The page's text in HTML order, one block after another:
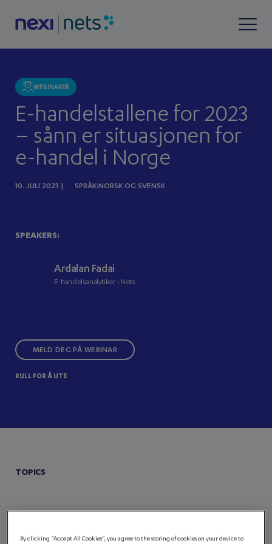
WEBINARER
E-handelstallene for 2023
– sånn er situasjonen for
e-handel i Norge
10. JULI 2023 | SPRÅK:NORSK OG SVENSK
SPEAKERS:
Ardalan Fadai
E-handelsanalytiker i Nets
MELD DEG PÅ WEBINAR
RULL FOR Å UTE
TOPICS
By clicking “Accept All Cookies”, you agree to the storing of cookies on your device to